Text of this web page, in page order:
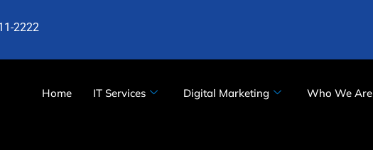
2222
Home IT Services Digital Marketing Who We Are